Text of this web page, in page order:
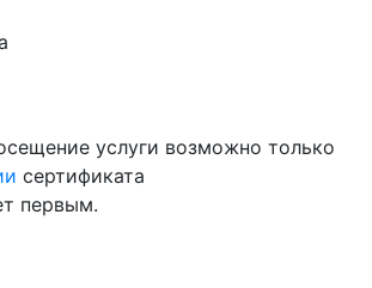
услуги возможно только
сертификата
первым.